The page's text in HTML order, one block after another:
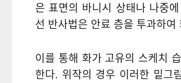
은 표면의 바니시 상태나 나중
선 반사법은 안료 층을 투과하
이를 통해 화가 고유의 스케치
한다. 위작의 경우 이러한 밑그